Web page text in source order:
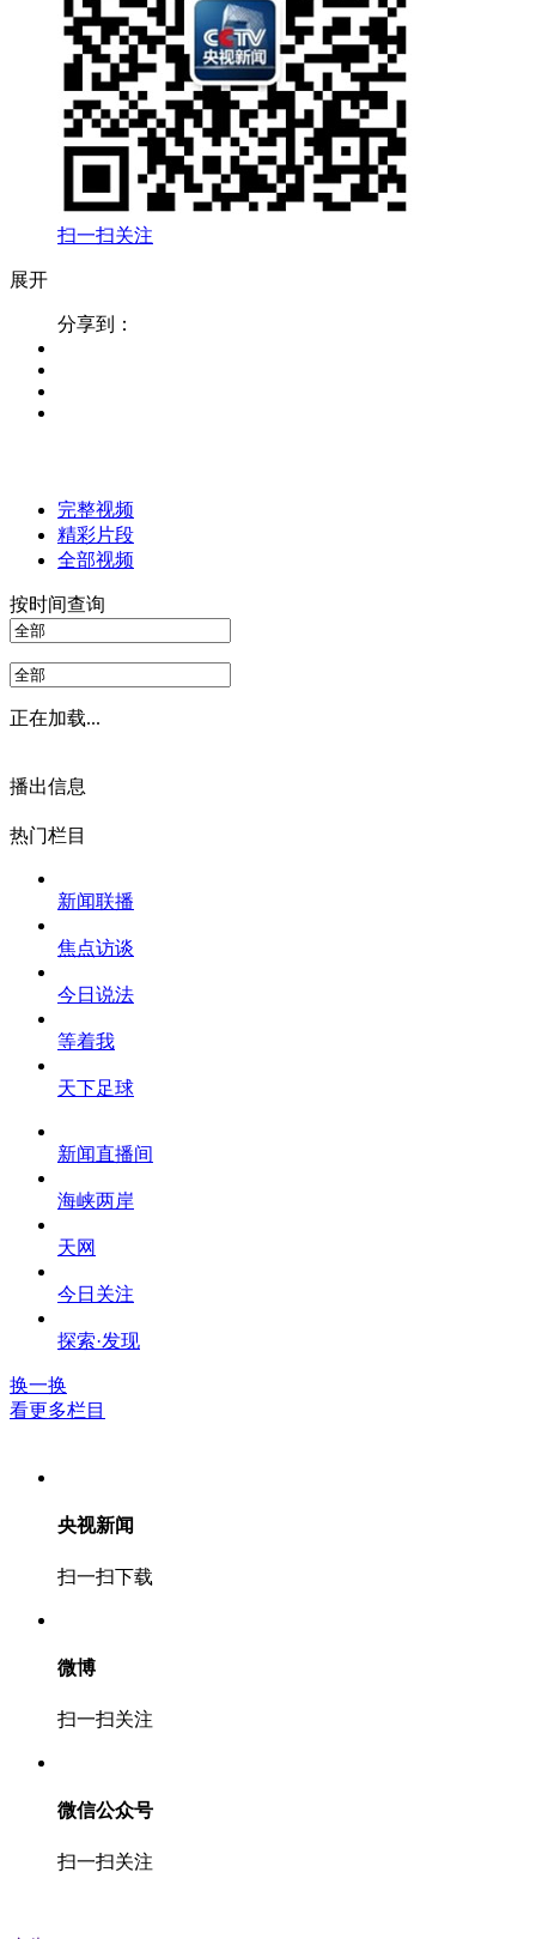
扫一扫关注
展开
分享到：
完整视频
精彩片段
全部视频
按时间查询
正在加载...
播出信息
热门栏目
新闻联播
焦点访谈
今日说法
等着我
天下足球
新闻直播间
海峡两岸
天网
今日关注
探索·发现
换一换
看更多栏目
央视新闻
扫一扫下载
微博
扫一扫关注
微信公众号
扫一扫关注